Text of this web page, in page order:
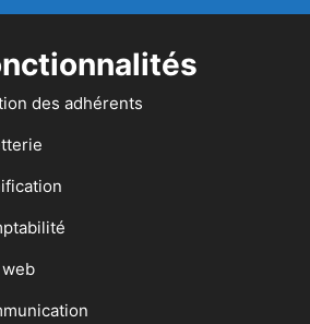
des adhérents